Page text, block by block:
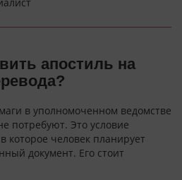
апостиль на
в уполномоченном ведомстве
потребуют. Это условие
которое человек планирует
документ. Его стоит